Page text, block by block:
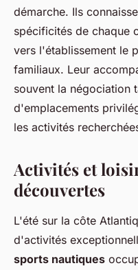
démarche. Ils
spécificités de chaque
vers l'établissement le
familiaux. Leur
souvent la négociation
d'emplacements
les activités
Activités et
découvertes
L'été sur la côte
d'activités
sports nautiques